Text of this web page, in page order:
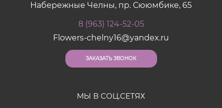
Набережные Челны, пр. Сююмбике, 65
8 (963) 124-52-05
Flowers-chelny16@yandex.ru
ЗАКАЗАТЬ ЗВОНОК
МЫ В СОЦ.СЕТЯХ